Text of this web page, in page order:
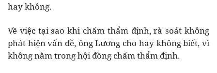
hay không.
Về việc tại sao khi chấm thẩm định, rà soát không
phát hiện vấn đề, ông Lương cho hay không biết, vì
không nằm trong hội đồng chấm thẩm định.